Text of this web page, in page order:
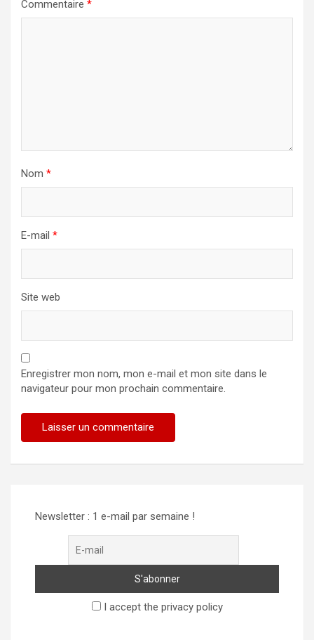
Commentaire *
Nom *
E-mail *
Site web
Enregistrer mon nom, mon e-mail et mon site dans le
navigateur pour mon prochain commentaire.
Newsletter : 1 e-mail par semaine !
I accept the privacy policy